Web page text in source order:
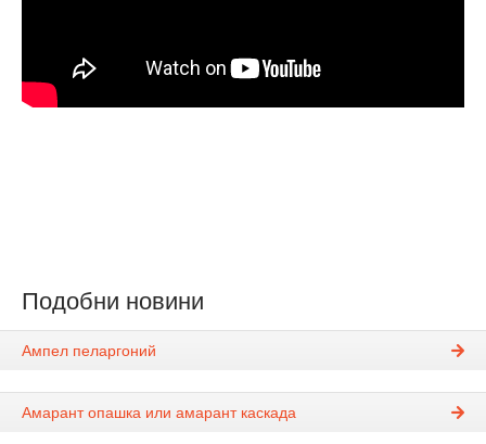
Подобни новини
Ампел пеларгоний
Амарант опашка или амарант каскада